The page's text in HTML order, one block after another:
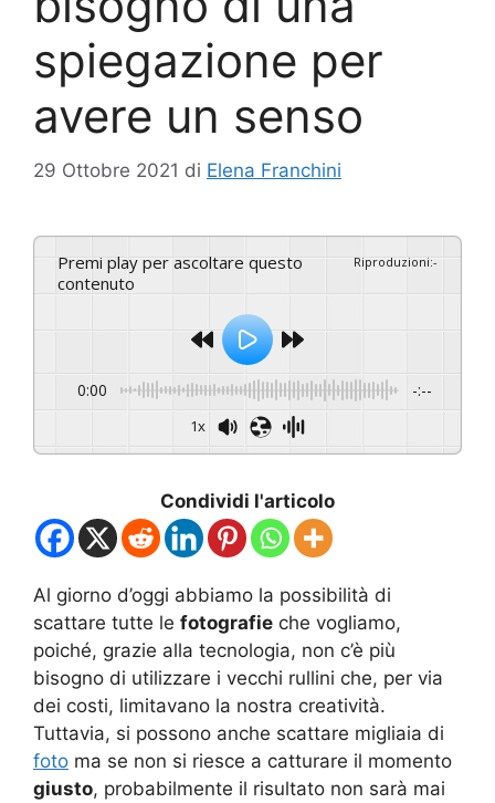
spiegazione per
avere un senso
29 Ottobre 2021 di Elena Franchini
Premi play per ascoltare questo
contenuto
Riproduzioni:-
0:00 -:--
1x
Condividi l'articolo
Al giorno d’oggi abbiamo la possibilità di
scattare tutte le fotografie che vogliamo,
poiché, grazie alla tecnologia, non c’è più
bisogno di utilizzare i vecchi rullini che, per via
dei costi, limitavano la nostra creatività.
Tuttavia, si possono anche scattare migliaia di
foto ma se non si riesce a catturare il momento
giusto, probabilmente il risultato non sarà mai